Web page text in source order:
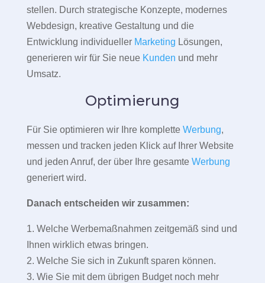
stellen. Durch strategische Konzepte, modernes
Webdesign, kreative Gestaltung und die
Entwicklung individueller Marketing Lösungen,
generieren wir für Sie neue Kunden und mehr
Umsatz.
Optimierung
Für Sie optimieren wir Ihre komplette Werbung,
messen und tracken jeden Klick auf Ihrer Website
und jeden Anruf, der über Ihre gesamte Werbung
generiert wird.
Danach entscheiden wir zusammen:
1. Welche Werbemaßnahmen zeitgemäß sind und
Ihnen wirklich etwas bringen.
2. Welche Sie sich in Zukunft sparen können.
3. Wie Sie mit dem übrigen Budget noch mehr